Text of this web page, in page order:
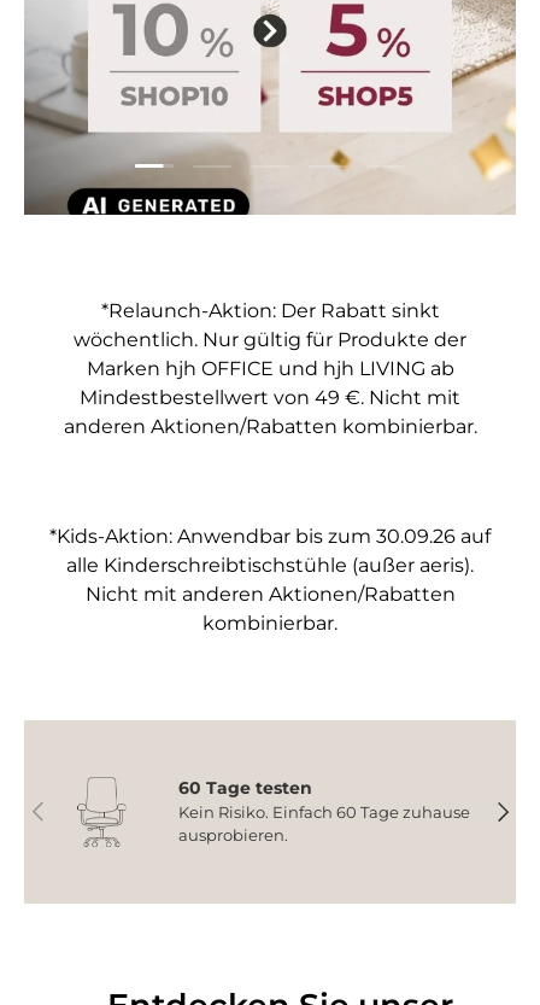
Folie laden 1 von 5
Folie laden 2 von 5
Folie laden 3 von 5
Folie laden 4 von 5
Folie laden 5
*Relaunch-Aktion: Der Rabatt sinkt
wöchentlich. Nur gültig für Produkte der
Marken hjh OFFICE und hjh LIVING ab
Mindestbestellwert von 49 €. Nicht mit
anderen Aktionen/Rabatten kombinierbar.
*Kids-Aktion: Anwendbar bis zum 30.09.26 auf
alle Kinderschreibtischstühle (außer aeris).
Nicht mit anderen Aktionen/Rabatten
kombinierbar.
Vorherige
60 Tage testen
Kein Risiko. Einfach 60 Tage zuhause
ausprobieren.